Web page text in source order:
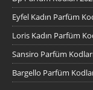
Eyfel Kadın Parfüm
Loris Kadın Parfüm
Sansiro Parfüm
Bargello Parfüm